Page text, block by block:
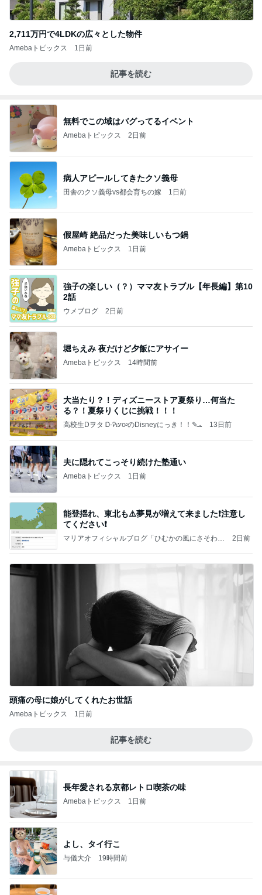
2,711万円で4LDKの広々とした物件
Amebaトピックス 1日前
記事を読む
無料でこの域はバグってるイベント
Amebaトピックス 2日前
病人アピールしてきたクソ義母
田舎のクソ義母vs都会育ちの嫁 1日前
假屋崎 絶品だった美味しいもつ鍋
Amebaトピックス 1日前
強子の楽しい（？）ママ友トラブル【年長編】第10
2話
ウメブログ 2日前
堀ちえみ 夜だけど夕飯にアサイー
Amebaトピックス 14時間前
大当たり？！ディズニーストア夏祭り…何当た
る？！夏祭りくじに挑戦！！！
高校生Dヲタ Ꭰ-ᎮꭵꭹꭴのDisneyにっき！！✎ܚ 13日前
夫に隠れてこっそり続けた塾通い
Amebaトピックス 1日前
能登揺れ、東北も⚠️夢見が増えて来ました❗️注意し
てください❗️
マリアオフィシャルブログ「ひむかの風にさそわれ
2日前
頭痛の母に娘がしてくれたお世話
Amebaトピックス 1日前
記事を読む
長年愛される京都レトロ喫茶の味
Amebaトピックス 1日前
よし、タイ行こ
与儀大介 19時間前